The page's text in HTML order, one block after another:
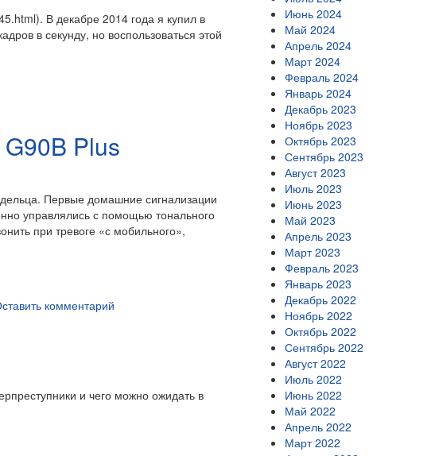
В декабре 2014 года я купил в
в секунду, но воспользоваться этой
Plus
Первые домашние сигнализации
управлялись с помощью тонального
при тревоге «с мобильного»,
комментарий
и чего можно ожидать в
Июнь 2024
Май 2024
Апрель 2024
Март 2024
Февраль 2024
Январь 2024
Декабрь 2023
Ноябрь 2023
Октябрь 2023
Сентябрь 2023
Август 2023
Июль 2023
Июнь 2023
Май 2023
Апрель 2023
Март 2023
Февраль 2023
Январь 2023
Декабрь 2022
Ноябрь 2022
Октябрь 2022
Сентябрь 2022
Август 2022
Июль 2022
Июнь 2022
Май 2022
Апрель 2022
Март 2022